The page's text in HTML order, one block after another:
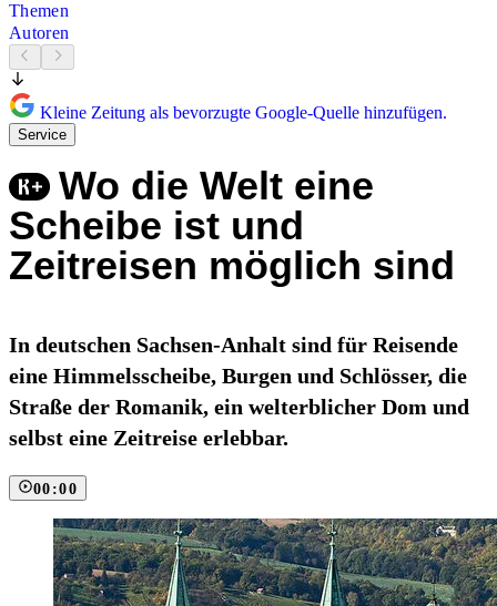
Themen
Autoren
Kleine Zeitung als bevorzugte Google-Quelle hinzufügen.
Service
Wo die Welt eine
Scheibe ist und
Zeitreisen möglich sind
In deutschen Sachsen-Anhalt sind für Reisende
eine Himmelsscheibe, Burgen und Schlösser, die
Straße der Romanik, ein welterblicher Dom und
selbst eine Zeitreise erlebbar.
00:00